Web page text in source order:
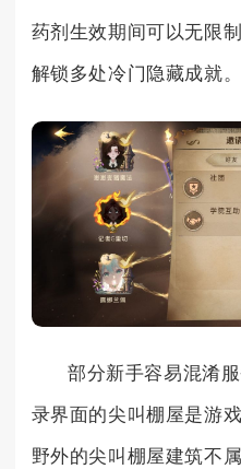
药剂生效期间可以无限
解锁多处冷门隐藏成就。
部分新手容易混淆
录界面的尖叫棚屋是游
野外的尖叫棚屋建筑不